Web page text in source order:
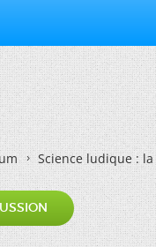
Science ludique :